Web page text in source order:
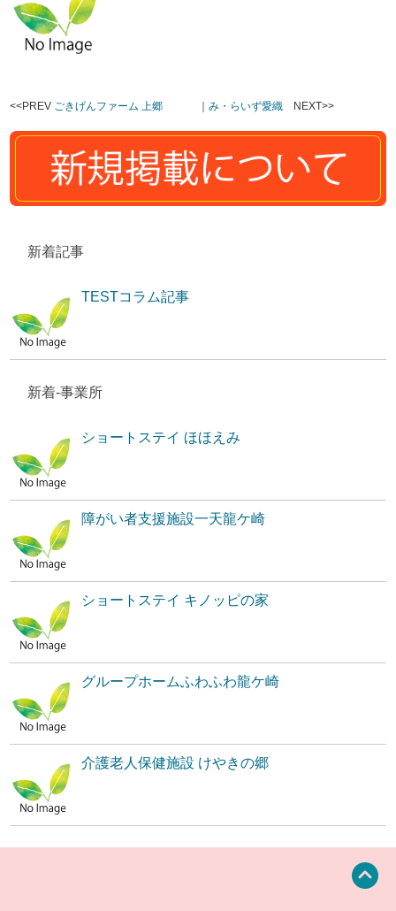
<<PREV ごきげんファーム 上郷 ｜み・らいず愛織 NEXT>>
新着記事
TESTコラム記事
新着-事業所
ショートステイ ほほえみ
障がい者支援施設一天龍ケ崎
ショートステイ キノッピの家
グループホームふわふわ龍ケ崎
介護老人保健施設 けやきの郷